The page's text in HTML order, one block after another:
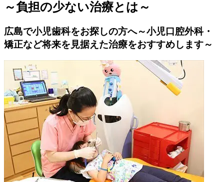
～負担の少ない治療とは～
広島で小児歯科をお探しの方へ～小児口腔外科・
矯正など将来を見据えた治療をおすすめします～